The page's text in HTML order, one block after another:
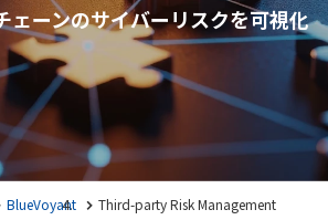
ェーンのサイバーリスクを可視化
BlueVoyant Third-party Risk Management